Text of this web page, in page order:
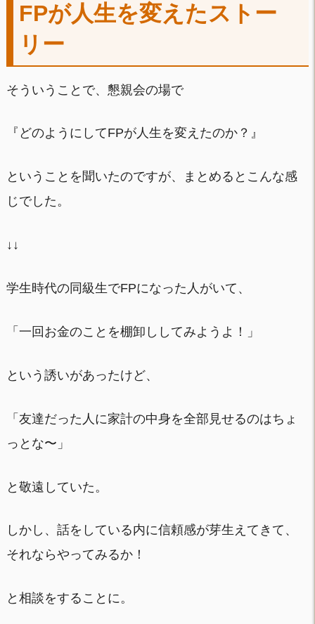
FPが人生を変えたストー
リー
そういうことで、懇親会の場で
『どのようにしてFPが人生を変えたのか？』
ということを聞いたのですが、まとめるとこんな感
じでした。
↓↓
学生時代の同級生でFPになった人がいて、
「一回お金のことを棚卸ししてみようよ！」
という誘いがあったけど、
「友達だった人に家計の中身を全部見せるのはちょ
っとな〜」
と敬遠していた。
しかし、話をしている内に信頼感が芽生えてきて、
それならやってみるか！
と相談をすることに。